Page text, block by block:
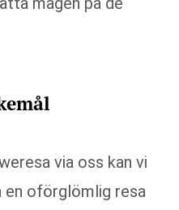
via oss kan vi
en oförglömlig resa